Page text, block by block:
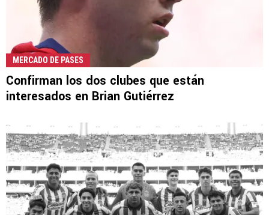
MERCADO DE PASES
Confirman los dos clubes que están
interesados en Brian Gutiérrez